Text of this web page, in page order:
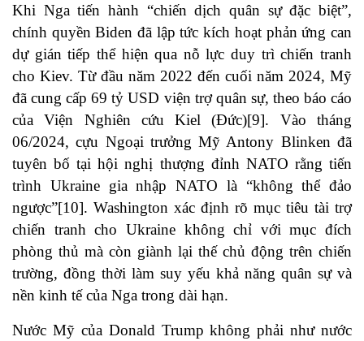
Khi Nga tiến hành “chiến dịch quân sự đặc biệt”,
chính quyền Biden đã lập tức kích hoạt phản ứng can
dự gián tiếp thể hiện qua nỗ lực duy trì chiến tranh
cho Kiev. Từ đầu năm 2022 đến cuối năm 2024, Mỹ
đã cung cấp 69 tỷ USD viện trợ quân sự, theo báo cáo
của Viện Nghiên cứu Kiel (Đức)[9]. Vào tháng
06/2024, cựu Ngoại trưởng Mỹ Antony Blinken đã
tuyên bố tại hội nghị thượng đỉnh NATO rằng tiến
trình Ukraine gia nhập NATO là “không thể đảo
ngược”[10]. Washington xác định rõ mục tiêu tài trợ
chiến tranh cho Ukraine không chỉ với mục đích
phòng thủ mà còn giành lại thế chủ động trên chiến
trường, đồng thời làm suy yếu khả năng quân sự và
nền kinh tế của Nga trong dài hạn.
Nước Mỹ của Donald Trump không phải như nước